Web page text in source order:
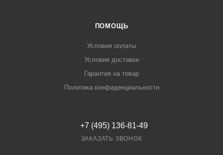
ПОМОЩЬ
Условия оплаты
Условия доставки
Гарантия на товар
Политика конфиденциальности
+7 (495) 136-81-49
ЗАКАЗАТЬ ЗВОНОК